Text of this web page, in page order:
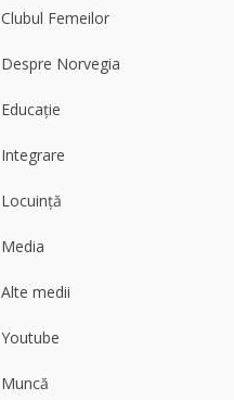
Clubul Femeilor
Despre Norvegia
Educație
Integrare
Locuință
Media
Alte medii
Youtube
Muncă